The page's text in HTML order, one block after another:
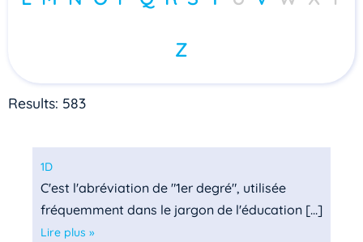
Z
Results: 583
1D
C'est l'abréviation de "1er degré", utilisée
fréquemment dans le jargon de l'éducation [...]
Lire plus »